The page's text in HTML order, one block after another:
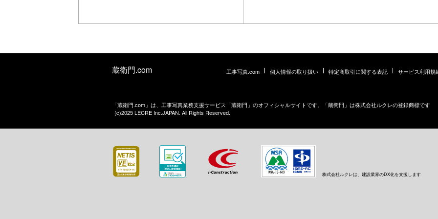
蔵衛門.com 工事写真.com 個人情報の取り扱い 特定商取引に関する表記 サービス利用規
「蔵衛門.com」は、工事写真業務支援サービス「蔵衛門」のオフィシャルサイトです。「蔵衛門」は株式会社ルクレの登録商標です
(c)2025 LECRE Inc.JAPAN. All Rights Reserved.
株式会社ルクレは、建設業界のDX化を支援します